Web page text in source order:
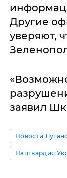
Другие
уверяют,
заявил
Новости
Нацгвардия